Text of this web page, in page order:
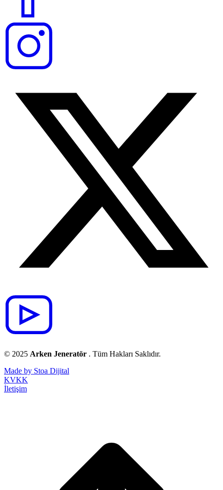
© 2025 Arken Jeneratör . Tüm Hakları Saklıdır.
Made by Stoa Dijital
KVKK
İletişim